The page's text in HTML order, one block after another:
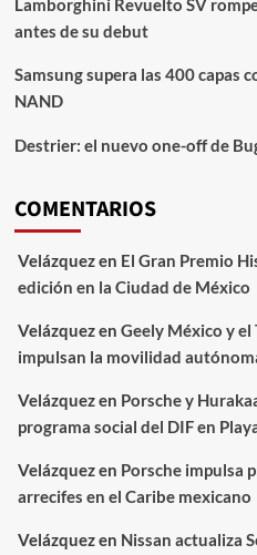
Lamborghini Revuelto SV
antes de su debut
Samsung supera las 400 capas
NAND
Destrier: el nuevo one-off de
COMENTARIOS
Velázquezen El Gran Premio
edición en la Ciudad de México
Velázquezen Geely México y
impulsan la movilidad
Velázquezen Porsche y
programa social del DIF en
Velázquezen Porsche impulsa
arrecifes en el Caribe mexicano
Velázquezen Nissan actualiza